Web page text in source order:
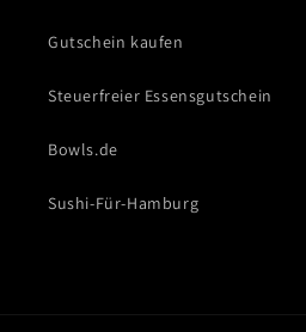
Gutschein kaufen
Steuerfreier Essensgutschein
Bowls.de
Sushi-Für-Hamburg